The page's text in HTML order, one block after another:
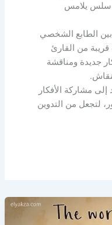
سلس يلامس
بين الطابع الشخصي
قريبة من القارئ
جديدة ومناقشة
مشاركة الأفكار
لتجعل من التدوين